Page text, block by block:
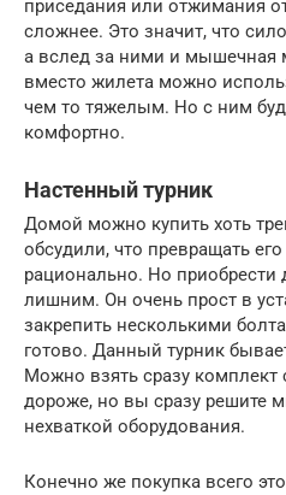
приседания или отжимания
сложнее. Это значит, что
а вслед за ними и мышечная
вместо жилета можно
чем то тяжелым. Но с ним
комфортно.
Настенный турник
Домой можно купить хоть
обсудили, что превращать
рационально. Но приобрести
лишним. Он очень прост в
закрепить несколькими
готово. Данный турник
Можно взять сразу комплект
дороже, но вы сразу решите
нехваткой оборудования.
Конечно же покупка всего